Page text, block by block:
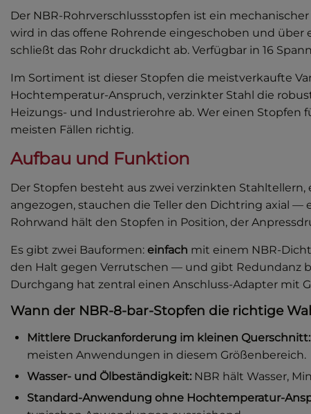
Der NBR-Rohrverschlussstopfen ist ein
wird in das offene Rohrende eingeschoben und
schließt das Rohr druckdicht ab. Verfügbar in 16
Im Sortiment ist dieser Stopfen die meistverkaufte
Hochtemperatur-Anspruch, verzinkter Stahl die
Heizungs- und Industrierohre ab. Wer einen
meisten Fällen richtig.
Aufbau und Funktion
Der Stopfen besteht aus zwei verzinkten
angezogen, stauchen die Teller den Dichtring axial —
Rohrwand hält den Stopfen in Position, der
Es gibt zwei Bauformen: einfach mit einem NBR-
den Halt gegen Verrutschen — und gibt Redundanz
Durchgang hat zentral einen Anschluss-Adapter mit
Wann der NBR-8-bar-Stopfen die richtige
Mittlere Druckanforderung im kleinen Querschnitt:
meisten Anwendungen in diesem Größenbereich.
Wasser- und Ölbeständigkeit: NBR hält Wasser,
Standard-Anwendung ohne Hochtemperatur-